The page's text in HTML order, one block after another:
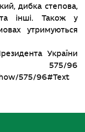
дибка степова,
та інші. Також у
утримуються
України
№ 575/96
575/96#Text